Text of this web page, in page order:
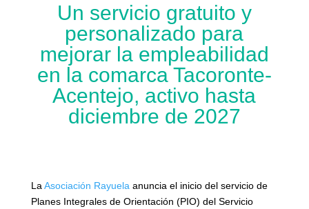
Un servicio gratuito y
personalizado para
mejorar la empleabilidad
en la comarca Tacoronte-
Acentejo, activo hasta
diciembre de 2027
La Asociación Rayuela anuncia el inicio del servicio de
Planes Integrales de Orientación (PIO) del Servicio